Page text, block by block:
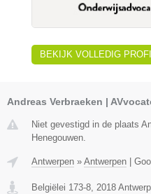
BEKIJK VOLLEDIG
Andreas Verbraeken |
Niet gevestigd in de plaats
Henegouwen.
Antwerpen » Antwerpen
Belgiëlei 173-8, 2018